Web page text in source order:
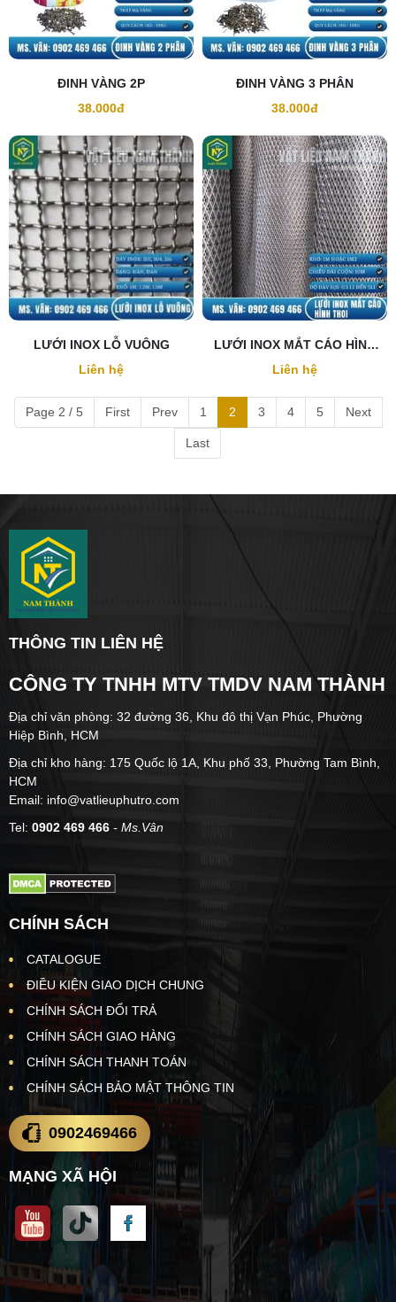
ĐINH VÀNG 2P
38.000đ
ĐINH VÀNG 3 PHÂN
38.000đ
LƯỚI INOX LỖ VUÔNG
Liên hệ
LƯỚI INOX MẮT CÁO HÌNH
THOI
Liên hệ
Page 2 / 5 First Prev 1 2 3 4 5 Next
Last
THÔNG TIN LIÊN HỆ
CÔNG TY TNHH MTV TMDV NAM THÀNH
Địa chỉ văn phòng: 32 đường 36, Khu đô thị Vạn Phúc, Phường
Hiệp Bình, HCM
Địa chỉ kho hàng: 175 Quốc lộ 1A, Khu phố 33, Phường Tam Bình,
HCM
Email: info@vatlieuphutro.com
Tel: 0902 469 466 - Ms.Vân
CHÍNH SÁCH
CATALOGUE
ĐIỀU KIỆN GIAO DỊCH CHUNG
CHÍNH SÁCH ĐỔI TRẢ
CHÍNH SÁCH GIAO HÀNG
CHÍNH SÁCH THANH TOÁN
CHÍNH SÁCH BẢO MẬT THÔNG TIN
0902469466
MẠNG XÃ HỘI